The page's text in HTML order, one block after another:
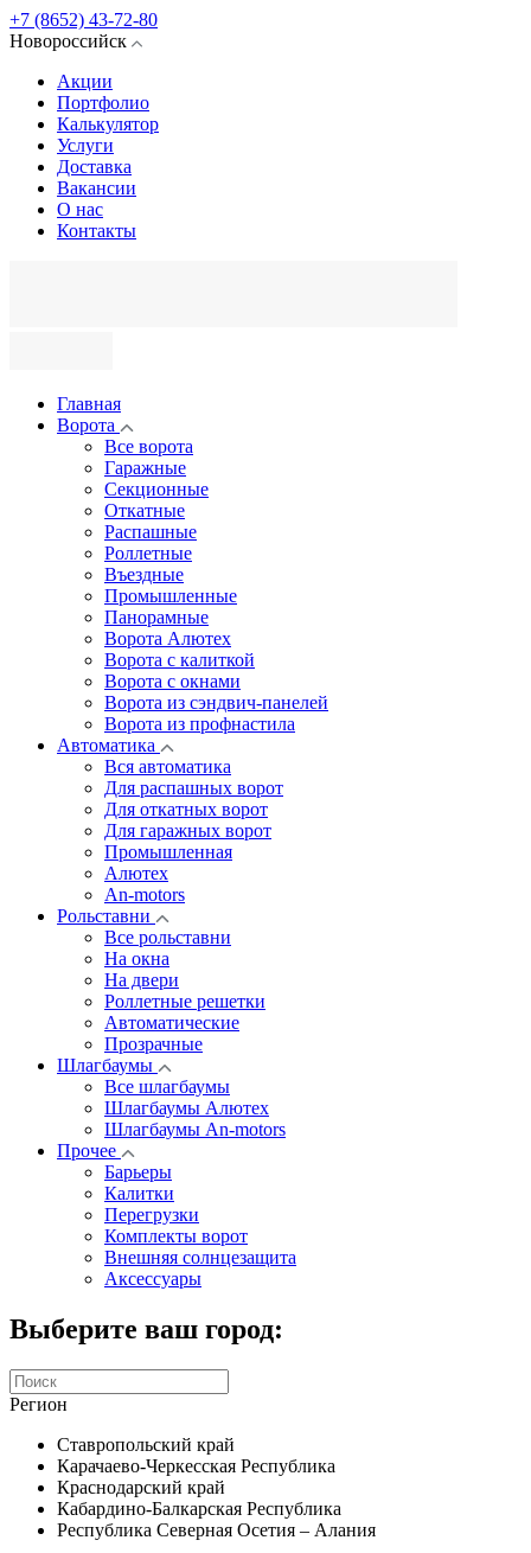
+7 (8652) 43-72-80
Новороссийск
Акции
Портфолио
Калькулятор
Услуги
Доставка
Вакансии
О нас
Контакты
Главная
Ворота
Все ворота
Гаражные
Секционные
Откатные
Распашные
Роллетные
Въездные
Промышленные
Панорамные
Ворота Алютех
Ворота с калиткой
Ворота c окнами
Ворота из сэндвич-панелей
Ворота из профнастила
Автоматика
Вся автоматика
Для распашных ворот
Для откатных ворот
Для гаражных ворот
Промышленная
Алютех
An-motors
Рольставни
Все рольставни
На окна
На двери
Роллетные решетки
Автоматические
Прозрачные
Шлагбаумы
Все шлагбаумы
Шлагбаумы Алютех
Шлагбаумы An-motors
Прочее
Барьеры
Калитки
Перегрузки
Комплекты ворот
Внешняя солнцезащита
Аксессуары
Выберите ваш город:
Регион
Ставропольский край
Карачаево-Черкесская Республика
Краснодарский край
Кабардино-Балкарская Республика
Республика Северная Осетия – Алания